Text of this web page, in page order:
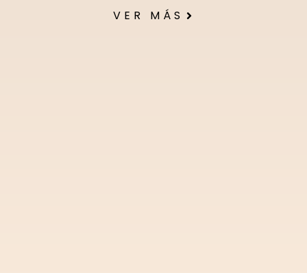
VER MÁS